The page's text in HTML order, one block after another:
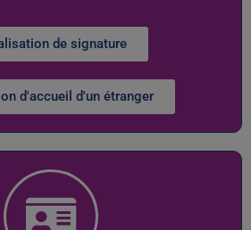
de signature
d'accueil d'un étranger